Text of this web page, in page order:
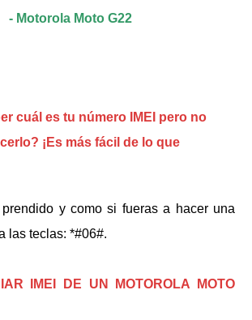
- Motorola Moto G22
cuál es tu número IMEI pero no
¡Es más fácil de lo que
y como si fueras a hacer una
las teclas: *#06#.
IMEI DE UN MOTOROLA MOTO